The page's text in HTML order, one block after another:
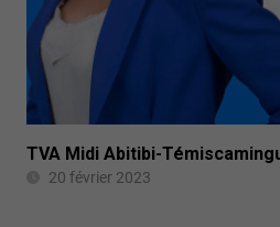
TVA Midi Abitibi-
20 février 2023